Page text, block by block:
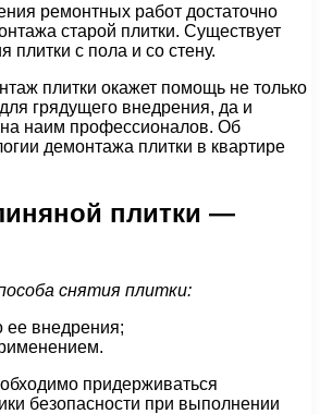
ремонтных работ достаточно
старой плитки. Существует
плитки с пола и со стену.
плитки окажет помощь не только
грядущего внедрения, да и
наим профессионалов. Об
демонтажа плитки в квартире
плитки —
снятия плитки:
ее внедрения;
придерживаться
безопасности при выполнении